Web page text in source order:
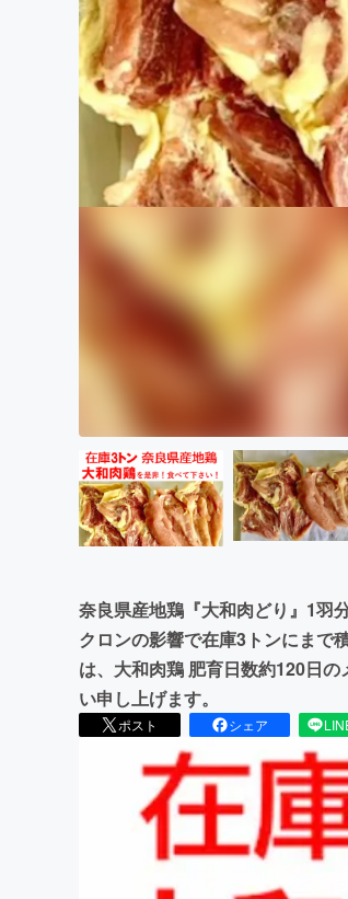
奈良県産地鶏『大和肉どり』1羽
クロンの影響で在庫3トンにまで
は、大和肉鶏 肥育日数約120日
い申し上げます。
ポスト シェア